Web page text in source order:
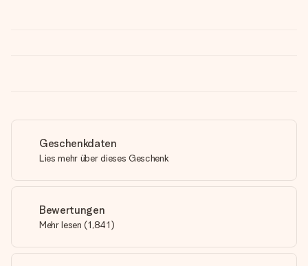
Geschenkdaten
Lies mehr über dieses Geschenk
Bewertungen
Mehr lesen (1,841)